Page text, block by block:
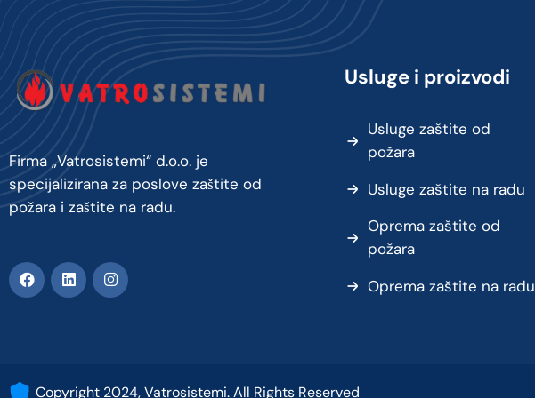
Firma „Vatrosistemi“ d.o.o. je
specijalizirana za poslove zaštite od
požara i zaštite na radu.
Usluge i proizvodi
Usluge zaštite od
požara
Usluge zaštite na radu
Oprema zaštite od
požara
Oprema zaštite na radu
Copyright 2024, Vatrosistemi. All Rights Reserved